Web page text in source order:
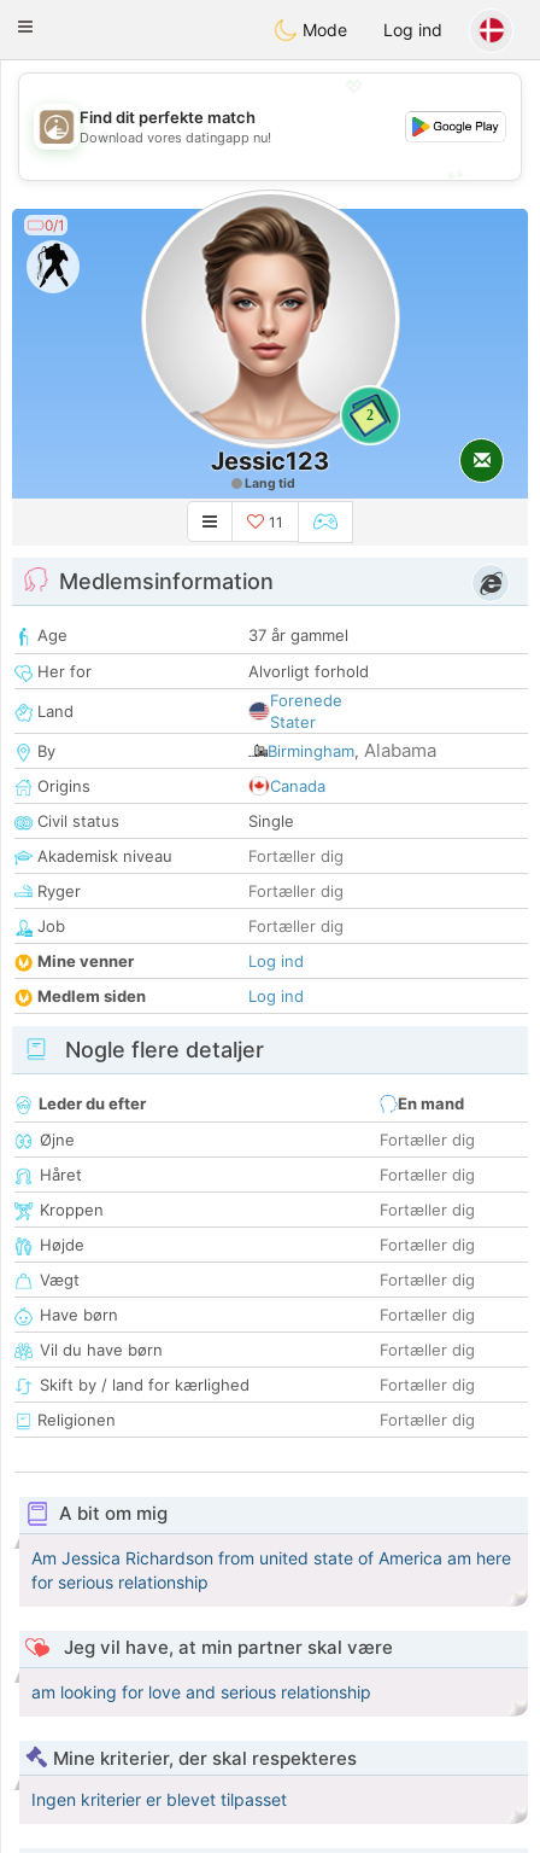
ahebik
Toggle
Mode Log ind
💖
💕
Find dit perfekte match
Download vores datingapp nu!
0/1
2
Jessic123
Lang tid
11
Medlemsinformation
Age
37 år gammel
Her for
Alvorligt forhold
Land
Forenede
Stater
By
Birmingham, Alabama
Origins
Canada
Civil status
Single
Akademisk niveau
Fortæller dig
Ryger
Fortæller dig
Job
Fortæller dig
Mine venner
Log ind
Medlem siden
Log ind
Nogle flere detaljer
Leder du efter
En mand
Øjne
Fortæller dig
Håret
Fortæller dig
Kroppen
Fortæller dig
Højde
Fortæller dig
Vægt
Fortæller dig
Have børn
Fortæller dig
Vil du have børn
Fortæller dig
Skift by / land for kærlighed
Fortæller dig
Religionen
Fortæller dig
A bit om mig
Am Jessica Richardson from united state of America am here
for serious relationship
Jeg vil have, at min partner skal være
am looking for love and serious relationship
Mine kriterier, der skal respekteres
Ingen kriterier er blevet tilpasset